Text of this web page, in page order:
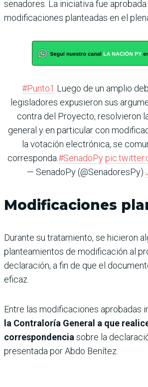
senadores. La iniciativa fue
modificaciones planteadas en el
#Punto1 Luego de un amplio
legisladores expusieron sus
contra del Proyecto, resolvieron
general y en particular con
la votación electrónica, se
corresponda.#SenadoPy
— SenadoPy (@SenadoresPy)
Modificaciones
Durante su tratamiento, se hicieron
planteamientos de modificación al
declaración, a fin de que el
eficaz.
Entre las modificaciones aprobadas
la Contraloría General a que
correspondencia sobre la
presentada por Abdo Benítez.